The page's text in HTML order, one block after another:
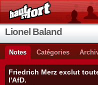
Lionel Baland
Notes Catégories
Friedrich Merz exclut
l'AfD.